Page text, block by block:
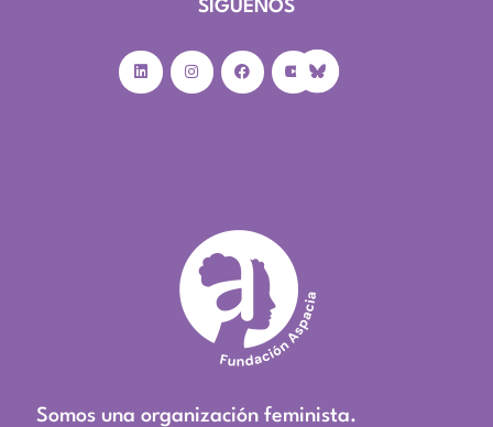
SÍGUENOS
Somos una organización feminista.